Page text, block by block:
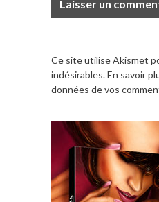
Ce site utilise Akismet
indésirables.En savoir
données de vos